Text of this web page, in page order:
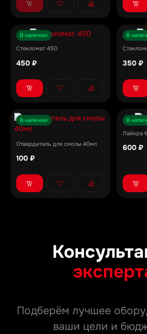
В наличии
Стекломат 450
450 ₽
В
350 ₽
В наличии
Отвердитель для смолы 40мл
100 ₽
В
Лайкра
600 ₽
Подберём лучшее
ваши цели и